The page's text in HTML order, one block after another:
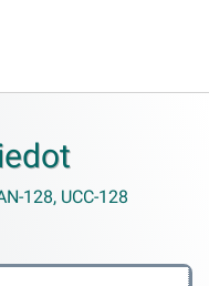
128, UCC-128